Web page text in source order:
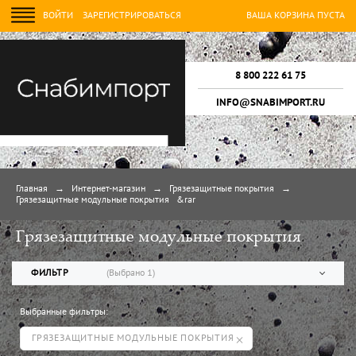
ВОЙТИ ЗАРЕГИСТРИРОВАТЬСЯ ВАША КОРЗИНА ПУСТА
8 800 222 61 75
INFO@SNABIMPORT.RU
Главная → Интернет-магазин → Грязезащитные покрытия
→
Грязезащитные модульные покрытия
&rar
Грязезащитные модульные покрытия
ФИЛЬТР (Выбрано 1)
Скидки, Новинки, Хиты продаж
Выбранные фильтры:
ГРЯЗЕЗАЩИТНЫЕ МОДУЛЬНЫЕ ПОКРЫТИЯ